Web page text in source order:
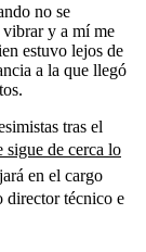
no se
y a mí me
estuvo lejos de
a la que llegó
tras el
sigue de cerca lo
en el cargo
director técnico e